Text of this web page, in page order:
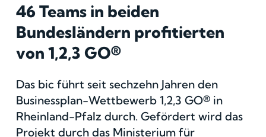
46 Teams in beiden
Bundesländern profitierten
von 1,2,3 GO®
Das bic führt seit sechzehn Jahren den
Businessplan-Wettbewerb 1,2,3 GO® in
Rheinland-Pfalz durch. Gefördert wird das
Projekt durch das Ministerium für